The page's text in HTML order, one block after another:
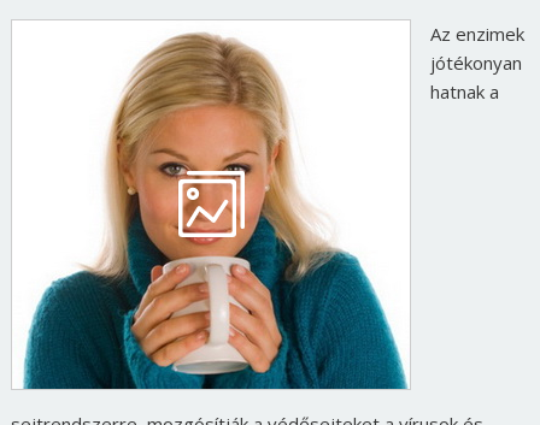
Az enzimek
jótékonyan
hatnak a